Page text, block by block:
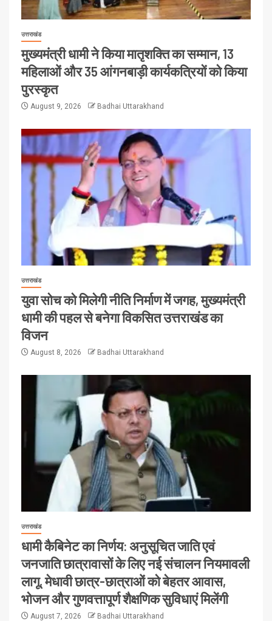
उत्तराखंड
मुख्यमंत्री धामी ने किया मातृशक्ति का सम्मान, 13
महिलाओं और 35 आंगनबाड़ी कार्यकत्रियों को किया
पुरस्कृत
August 9, 2026 Badhai Uttarakhand
उत्तराखंड
युवा सोच को मिलेगी नीति निर्माण में जगह, मुख्यमंत्री
धामी की पहल से बनेगा विकसित उत्तराखंड का
विजन
August 8, 2026 Badhai Uttarakhand
उत्तराखंड
धामी कैबिनेट का निर्णय: अनुसूचित जाति एवं
जनजाति छात्रावासों के लिए नई संचालन नियमावली
लागू, मेधावी छात्र-छात्राओं को बेहतर आवास,
भोजन और गुणवत्तापूर्ण शैक्षणिक सुविधाएं मिलेंगी
August 7, 2026 Badhai Uttarakhand